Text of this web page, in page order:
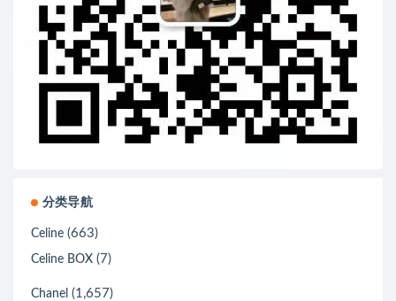
分类导航
Celine (663)
Celine BOX (7)
Chanel (1,657)